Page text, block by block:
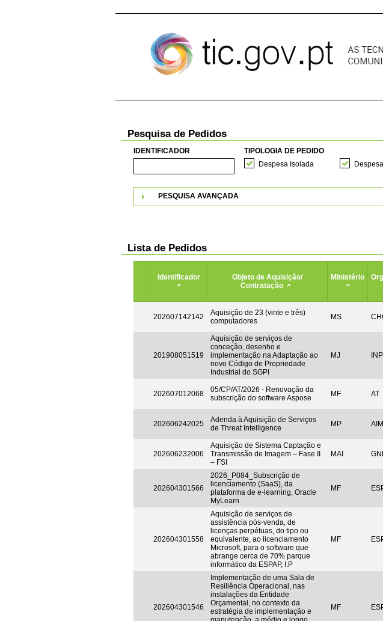
Pesquisa de Pedidos
IDENTIFICADOR
TIPOLOGIA DE PEDIDO
Despesa Isolada
PESQUISA AVANÇADA
Lista de Pedidos
Identificador
Objeto de Aquisição/
Contratação
Ministério
202607142142
Aquisição de 23 (vinte e três)
computadores
MS
201908051519
Aquisição de serviços de
conceção, desenho e
implementação na Adaptação ao
novo Código de Propriedade
Industrial do SGPI
MJ
202607012068
05/CP/AT/2026 - Renovação da
subscrição do software Aspose
MF AT
202606242025
Adenda à Aquisição de Serviços
de Threat Intelligence
MP
202606232006
Aquisição de Sistema Captação e
Transmissão de Imagem – Fase II
– FSI
MAI
202604301566
2026_P084_Subscrição de
licenciamento (SaaS), da
plataforma de e-learning, Oracle
MyLearn
MF
202604301558
Aquisição de serviços de
assistência pós-venda, de
licenças perpétuas, do tipo ou
equivalente, ao licenciamento
Microsoft, para o software que
abrange cerca de 70% parque
informático da ESPAP, I.P
MF
202604301546
Implementação de uma Sala de
Resiliência Operacional, nas
instalações da Entidade
Orçamental, no contexto da
estratégia de implementação e
MF